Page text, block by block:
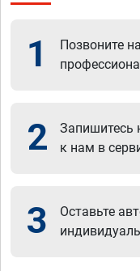
1 Позвоните
2
Запишитесь
к нам в
3
Оставьте